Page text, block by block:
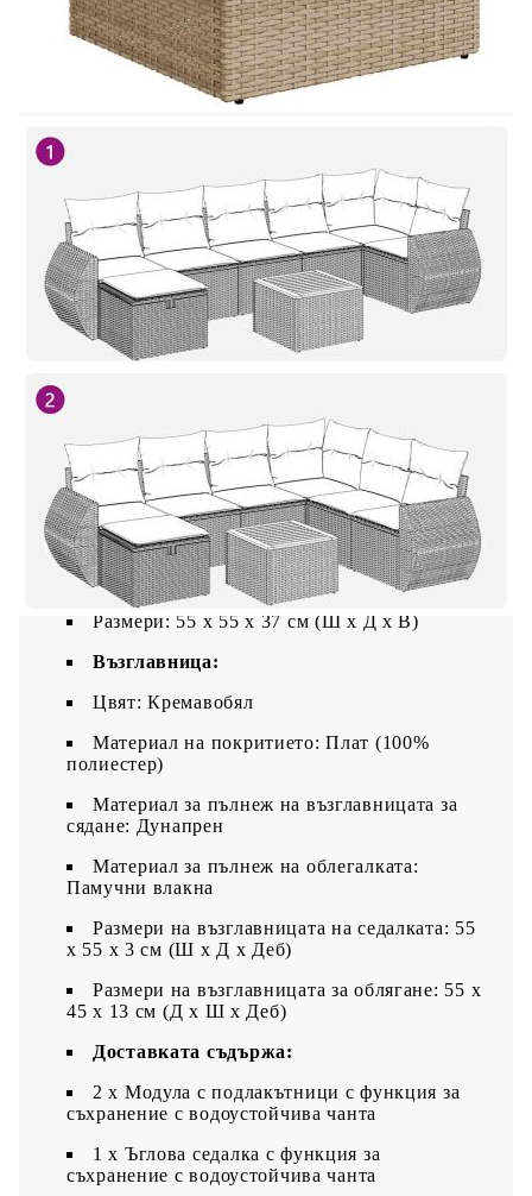
Цвят: Бежов
Материал: PE ратан, прахово боядисана
Размери на седалката: 55 x 55 cм (Ш x Д)
Височина на седалката от земята (без
възглавницата): 37 см
Табуретка:
Цвят: Бежов
Материал: PE ратан, прахово боядисана
Размери: 55 x 55 x 37 см (Ш x Д x В)
Градинска маса:
Цвят: Бежово и кафяво
Материал: PE ратан, стомана с прахово
покритие, акациева дървесина масив с лаково
покритие
Размери: 55 x 55 x 37 см (Ш x Д x В)
Възглавница:
Цвят: Кремавобял
Материал на покритието: Плат (100%
полиестер)
Материал за пълнеж на възглавницата за
сядане: Дунапрен
Материал за пълнеж на облегалката:
Памучни влакна
Размери на възглавницата на седалката: 55
x 55 x 3 см (Ш x Д x Деб)
Размери на възглавницата за облягане: 55 x
45 x 13 см (Д х Ш x Деб)
Доставката съдържа:
2 x Модула с подлакътници с функция за
съхранение с водоустойчива чанта
1 x Ъглова седалка с функция за
съхранение с водоустойчива чанта